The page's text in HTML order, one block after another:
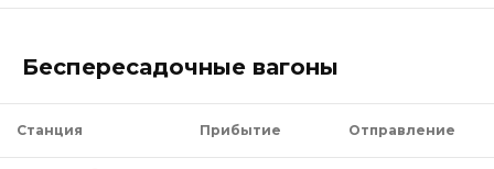
Беспересадочные вагоны
Станция Прибытие Отправление